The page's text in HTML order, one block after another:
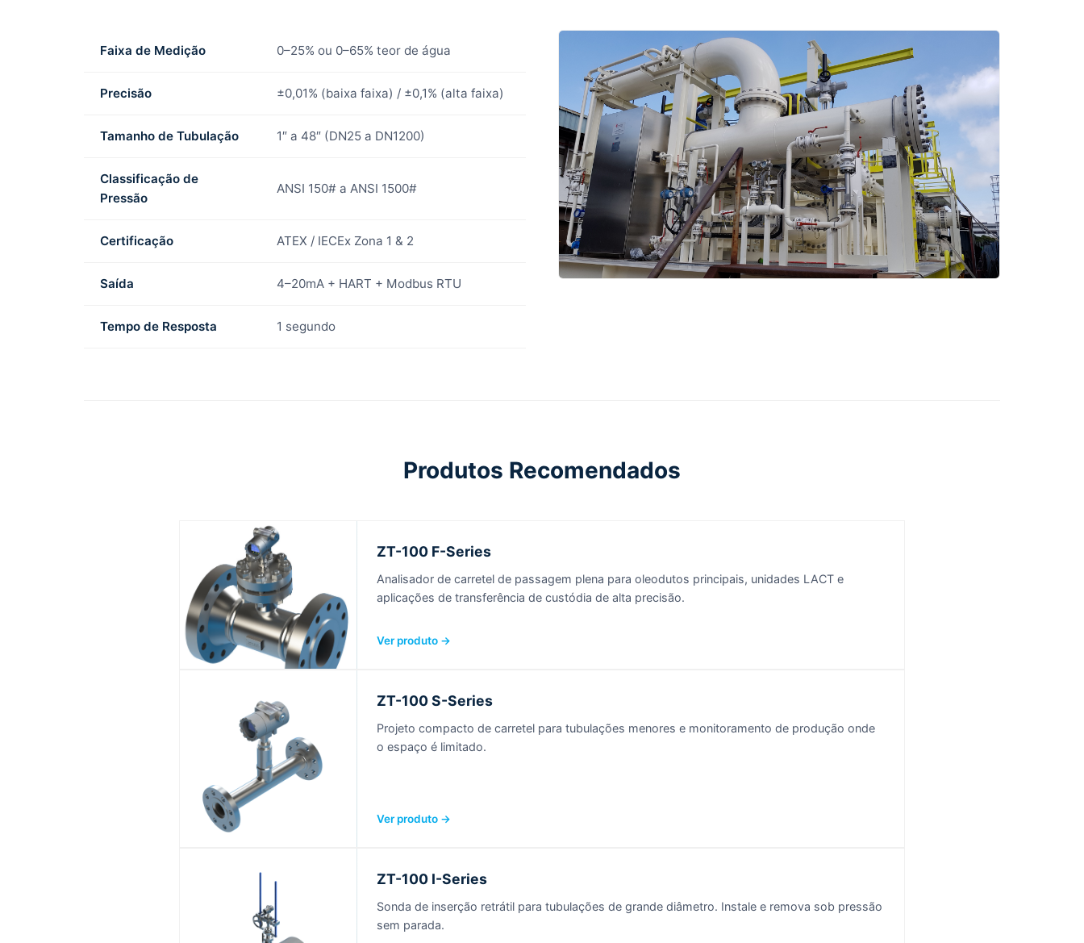
Faixa de Medição 0–25% ou 0–65% teor de água
Precisão ±0,01% (baixa faixa) / ±0,1% (alta faixa)
Tamanho de Tubulação 1″ a 48″ (DN25 a DN1200)
Classificação de
Pressão
ANSI 150# a ANSI 1500#
Certificação ATEX / IECEx Zona 1 & 2
Saída 4–20mA + HART + Modbus RTU
Tempo de Resposta 1 segundo
Produtos Recomendados
ZT-100 F-Series
Analisador de carretel de passagem plena para oleodutos principais, unidades LACT e
aplicações de transferência de custódia de alta precisão.
Ver produto →
ZT-100 S-Series
Projeto compacto de carretel para tubulações menores e monitoramento de produção onde
o espaço é limitado.
Ver produto →
ZT-100 I-Series
Sonda de inserção retrátil para tubulações de grande diâmetro. Instale e remova sob pressão
sem parada.